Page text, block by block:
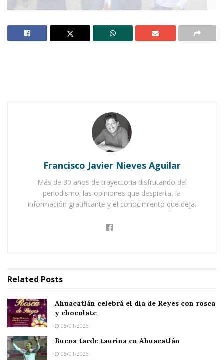
Ahuacatlán celebrá el día de Reyes con rosca y
chocolate
Buena tarde taurina en Ahuacatlán
Francisco Javier Nieves Aguilar
Más de 30 años de trayectoria disfrutando del
periodismo; las opiniones que despierta, la
información gratificante y el conocimiento que deja.
Related Posts
Ahuacatlán celebrá el día de Reyes con rosca
y chocolate
05/01/2026
Buena tarde taurina en Ahuacatlán
05/01/2026